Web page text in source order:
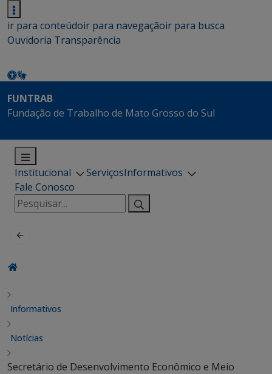
ir para conteúdoir para navegaçãoir para busca
Ouvidoria Transparência
FUNTRAB
Fundação de Trabalho de Mato Grosso do Sul
Institucional ServiçosInformativos
Fale Conosco
Pesquisar
por:
Informativos
Notícias
Secretário de Desenvolvimento Econômico e Meio